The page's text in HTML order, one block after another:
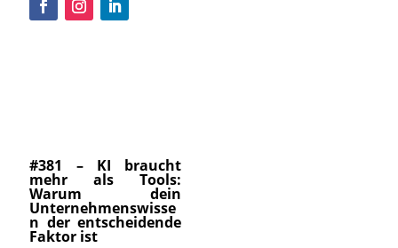
#381 – KI braucht
mehr als Tools:
Warum dein
Unternehmenswisse
n der entscheidende
Faktor ist